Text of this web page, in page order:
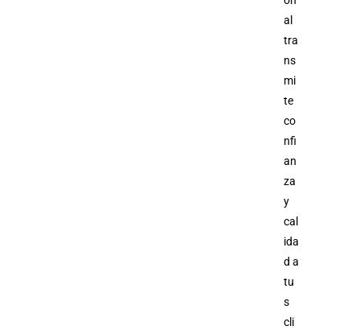
al
tra
ns
mi
te
co
nfi
an
za
y
cal
ida
d a
tu
s
cli